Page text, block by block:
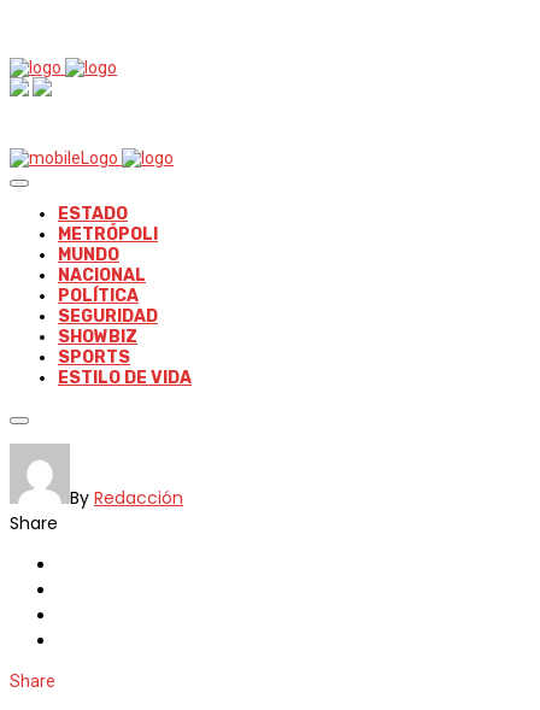
ESTADO
METRÓPOLI
MUNDO
NACIONAL
POLÍTICA
SEGURIDAD
SHOWBIZ
SPORTS
ESTILO DE VIDA
By Redacción
Share
Share